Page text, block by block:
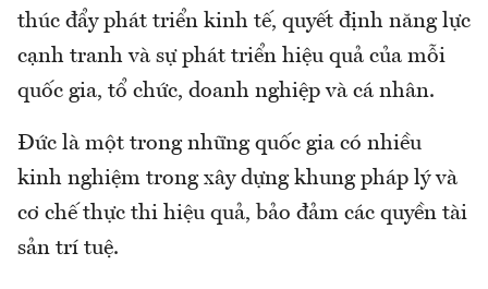
thúc đẩy phát triển kinh tế, quyết định năng lực
cạnh tranh và sự phát triển hiệu quả của mỗi
quốc gia, tổ chức, doanh nghiệp và cá nhân.
Đức là một trong những quốc gia có nhiều
kinh nghiệm trong xây dựng khung pháp lý và
cơ chế thực thi hiệu quả, bảo đảm các quyền tài
sản trí tuệ.